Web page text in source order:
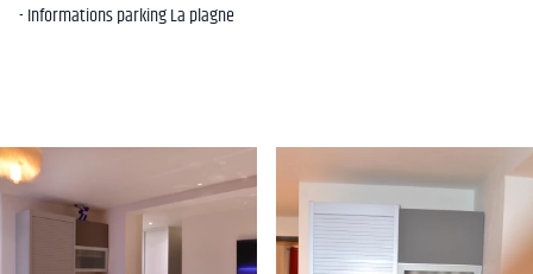
- Informations parking La plagne